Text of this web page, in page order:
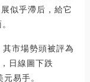
似乎滯后，給它
市場勢頭被評為
日線圖下跌
易手。